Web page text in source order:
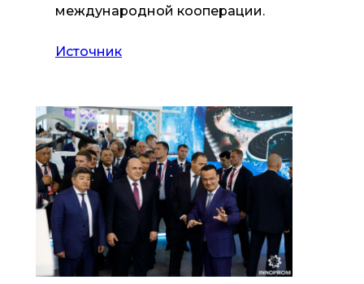
международной кооперации.
Источник
Все новости